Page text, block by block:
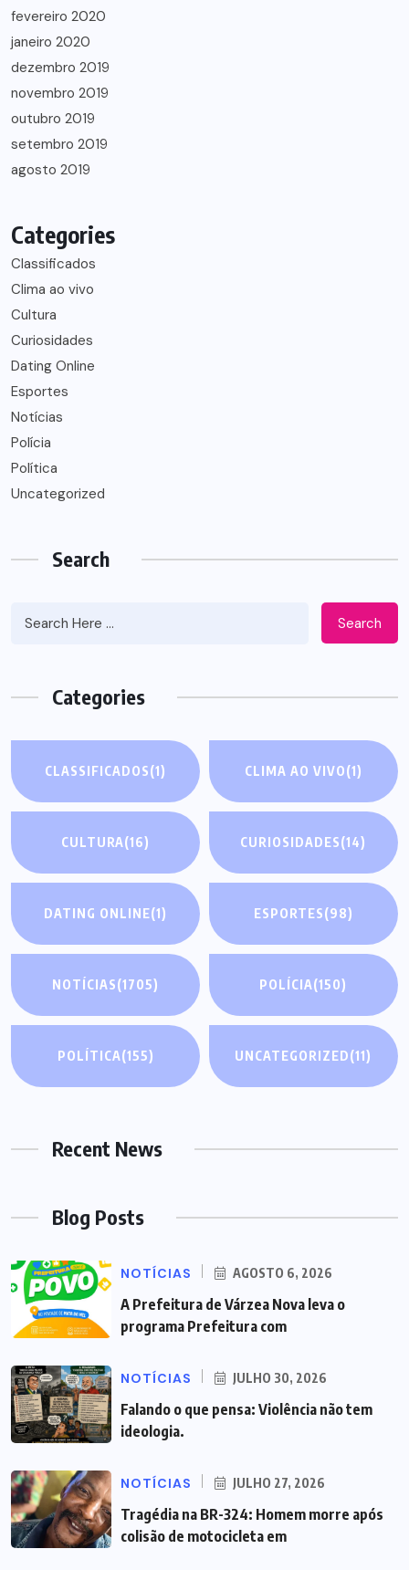
fevereiro 2020
janeiro 2020
dezembro 2019
novembro 2019
outubro 2019
setembro 2019
agosto 2019
Categories
Classificados
Clima ao vivo
Cultura
Curiosidades
Dating Online
Esportes
Notícias
Polícia
Política
Uncategorized
Search
Search
Categories
CLASSIFICADOS(1) CLIMA AO VIVO(1)
CULTURA(16) CURIOSIDADES(14)
DATING ONLINE(1) ESPORTES(98)
NOTÍCIAS(1705) POLÍCIA(150)
POLÍTICA(155) UNCATEGORIZED(11)
Recent News
Blog Posts
NOTÍCIAS AGOSTO 6, 2026
A Prefeitura de Várzea Nova leva o
programa Prefeitura com
NOTÍCIAS JULHO 30, 2026
Falando o que pensa: Violência não tem
ideologia.
NOTÍCIAS JULHO 27, 2026
Tragédia na BR-324: Homem morre após
colisão de motocicleta em